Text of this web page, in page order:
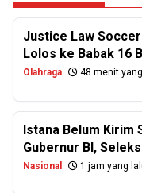
Justice Law
Lolos ke Babak 16
Olahraga 48 menit
Istana Belum Kirim
Gubernur BI,
Nasional 1 jam yang